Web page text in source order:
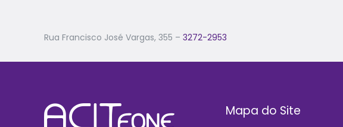
Rua Francisco José Vargas, 355 –3272-2953
Mapa do Site